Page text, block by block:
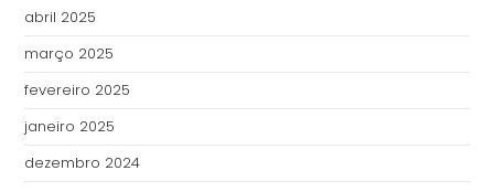
abril 2025
março 2025
fevereiro 2025
janeiro 2025
dezembro 2024